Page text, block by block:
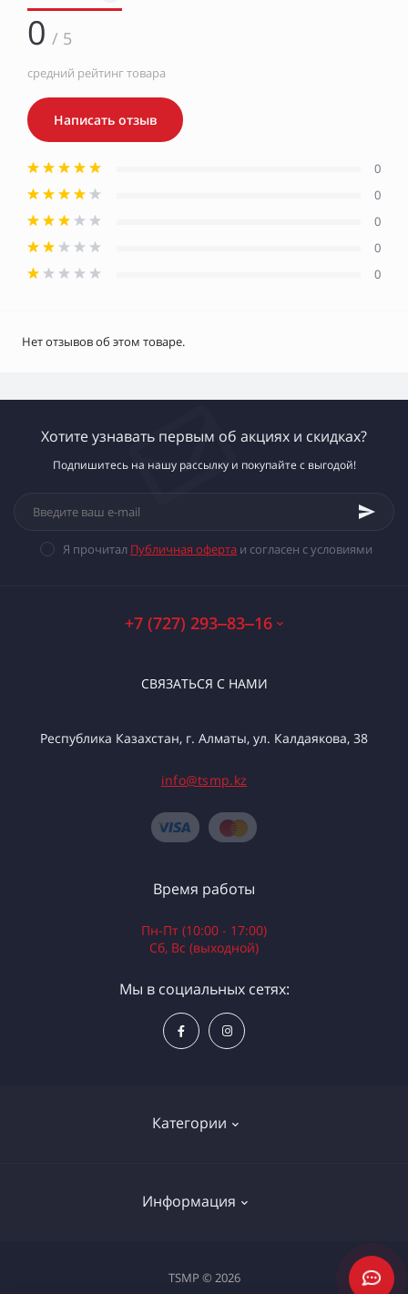
0 / 5
средний рейтинг товара
Написать отзыв
0
0
0
0
0
Нет отзывов об этом товаре.
Хотите узнавать первым об акциях и скидках?
Подпишитесь на нашу рассылку и покупайте с выгодой!
Я прочитал Публичная оферта и согласен с условиями
+7 (727) 293‒83‒16
СВЯЗАТЬСЯ С НАМИ
Республика Казахстан, г. Алматы, ул. Калдаякова, 38
info@tsmp.kz
Категории
Электроинструменты
Информация
Доставка и оплата
Время работы
Пн-Пт (10:00 - 17:00)
Сб, Вс (выходной)
Мы в социальных сетях:
TSMP © 2026